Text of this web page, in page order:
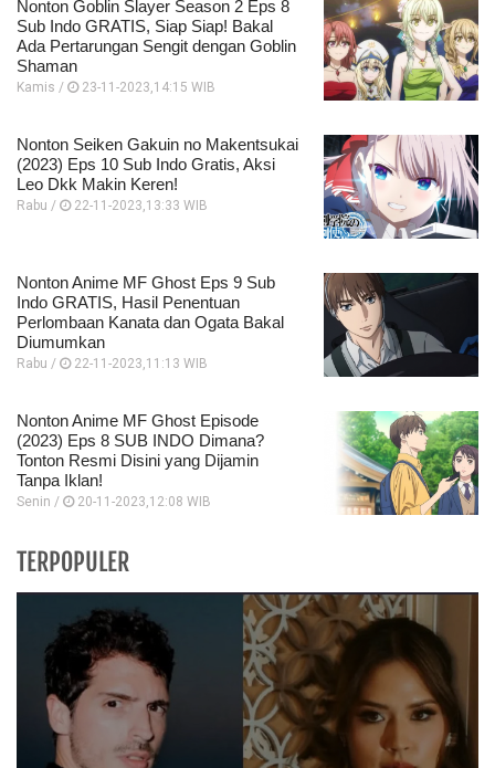
Nonton Goblin Slayer Season 2 Eps 8
Sub Indo GRATIS, Siap Siap! Bakal
Ada Pertarungan Sengit dengan Goblin
Shaman
Kamis / 23-11-2023,14:15 WIB
Nonton Seiken Gakuin no Makentsukai
(2023) Eps 10 Sub Indo Gratis, Aksi
Leo Dkk Makin Keren!
Rabu / 22-11-2023,13:33 WIB
Nonton Anime MF Ghost Eps 9 Sub
Indo GRATIS, Hasil Penentuan
Perlombaan Kanata dan Ogata Bakal
Diumumkan
Rabu / 22-11-2023,11:13 WIB
Nonton Anime MF Ghost Episode
(2023) Eps 8 SUB INDO Dimana?
Tonton Resmi Disini yang Dijamin
Tanpa Iklan!
Senin / 20-11-2023,12:08 WIB
TERPOPULER